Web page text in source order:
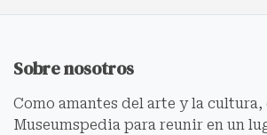
Sobre nosotros
Como amantes del arte y la
Museumspedia para reunir en un